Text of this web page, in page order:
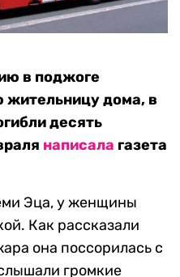
в поджоге
дома, в
десять
написала газета
Эца, у женщины
Как рассказали
она поссорилась с
громкие